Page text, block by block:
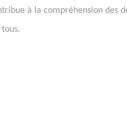
à la compréhension des